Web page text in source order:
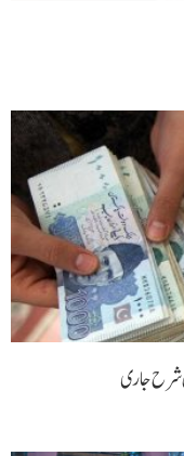
شرح جاری